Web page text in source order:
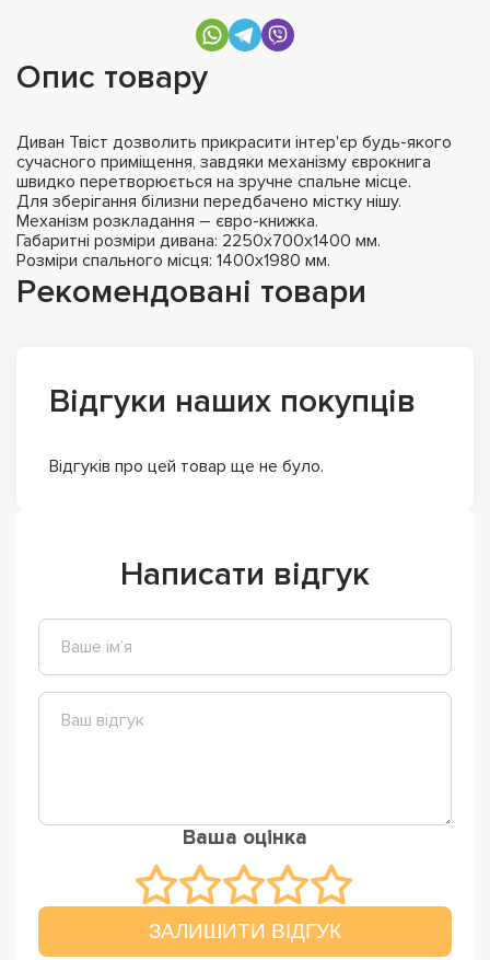
Опис товару
Диван Твіст дозволить прикрасити інтер'єр будь-якого
сучасного приміщення, завдяки механізму єврокнига
швидко перетворюється на зручне спальне місце.
Для зберігання білизни передбачено містку нішу.
Механізм розкладання – євро-книжка.
Габаритні розміри дивана: 2250х700х1400 мм.
Розміри спального місця: 1400х1980 мм.
Рекомендовані товари
Відгуки наших покупців
Відгуків про цей товар ще не було.
Написати відгук
Ваша оцінка
ЗАЛИШИТИ ВІДГУК